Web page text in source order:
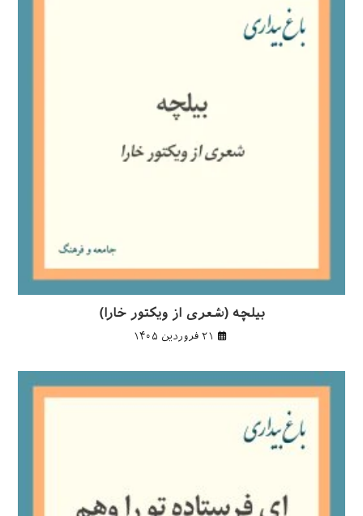
بیلچه (شعری از ویکتور خارا)
۲۱ فروردین ۱۴۰۵